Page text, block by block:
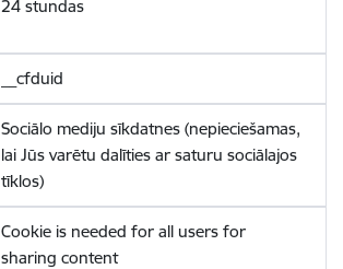
24 stundas
__cfduid
Sociālo mediju sīkdatnes (nepieciešamas,
lai Jūs varētu dalīties ar saturu sociālajos
tīklos)
Cookie is needed for all users for
sharing content